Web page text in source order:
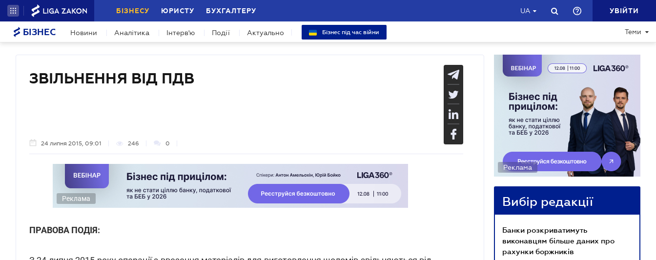
БІЗНЕСУ ЮРИСТУ БУХГАЛТЕРУ UA УВІЙТИ
БІЗНЕС Новини Аналітика Інтерв'ю Події Актуально Бізнес під час війни Теми
ЗВІЛЬНЕННЯ ВІД ПДВ
24 липня 2015, 09:01 246 0
Реклама
ПРАВОВА ПОДІЯ:
Реклама
Вибір редакції
Банки розкриватимуть
виконавцям більше даних про
рахунки боржників